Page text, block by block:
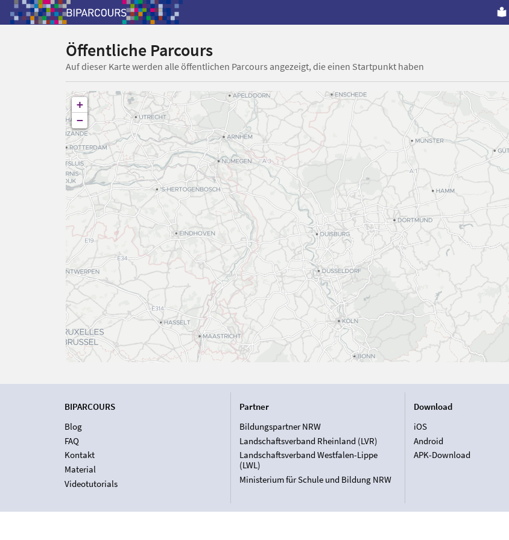
Öffentliche Parcours
Auf dieser Karte werden alle öffentlichen Parcours angezeigt, die einen Startpunkt haben
+
−
BIPARCOURS
Blog
FAQ
Kontakt
Material
Videotutorials
Partner
Bildungspartner NRW
Landschaftsverband Rheinland (LVR)
Landschaftsverband Westfalen-Lippe
(LWL)
Ministerium für Schule und Bildung NRW
Download
iOS
Android
APK-Download